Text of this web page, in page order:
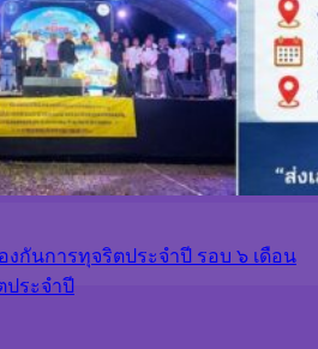
กันการทุจริตประจำปี รอบ ๖ เดือน
ประจำปี
กันการทุจริตประจำปี รอบ ๖ เดือน
ประจำปี